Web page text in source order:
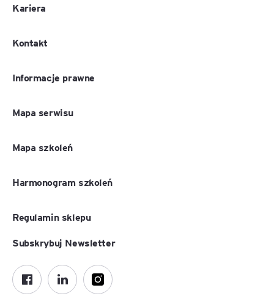
Kariera
Kontakt
Informacje prawne
Mapa serwisu
Mapa szkoleń
Harmonogram szkoleń
Regulamin sklepu
Subskrybuj Newsletter